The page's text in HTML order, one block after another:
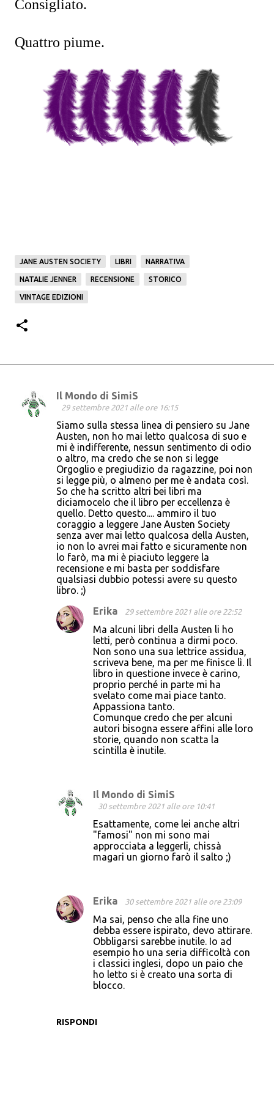
Consigliato.
Quattro piume.
JANE AUSTEN SOCIETY LIBRI NARRATIVA
NATALIE JENNER RECENSIONE STORICO
VINTAGE EDIZIONI
C
Il Mondo di SimiS
29 settembre 2021 alle ore 16:15
Siamo sulla stessa linea di pensiero su Jane
Austen, non ho mai letto qualcosa di suo e
mi è indifferente, nessun sentimento di odio
o altro, ma credo che se non si legge
Orgoglio e pregiudizio da ragazzine, poi non
si legge più, o almeno per me è andata così.
So che ha scritto altri bei libri ma
diciamocelo che il libro per eccellenza è
quello. Detto questo.... ammiro il tuo
coraggio a leggere Jane Austen Society
senza aver mai letto qualcosa della Austen,
io non lo avrei mai fatto e sicuramente non
lo farò, ma mi è piaciuto leggere la
recensione e mi basta per soddisfare
qualsiasi dubbio potessi avere su questo
libro. ;)
RISPONDI
Erika 29 settembre 2021 alle ore 22:52
Ma alcuni libri della Austen li ho
letti, però continua a dirmi poco.
Non sono una sua lettrice assidua,
scriveva bene, ma per me finisce lì. Il
libro in questione invece è carino,
proprio perché in parte mi ha
svelato come mai piace tanto.
Appassiona tanto.
Comunque credo che per alcuni
autori bisogna essere affini alle loro
storie, quando non scatta la
scintilla è inutile.
Il Mondo di SimiS
30 settembre 2021 alle ore 10:41
Esattamente, come lei anche altri
"famosi" non mi sono mai
approcciata a leggerli, chissà
magari un giorno farò il salto ;)
Erika 30 settembre 2021 alle ore 23:09
Ma sai, penso che alla fine uno
debba essere ispirato, devo attirare.
Obbligarsi sarebbe inutile. Io ad
esempio ho una seria difficoltà con
i classici inglesi, dopo un paio che
ho letto si è creato una sorta di
blocco.